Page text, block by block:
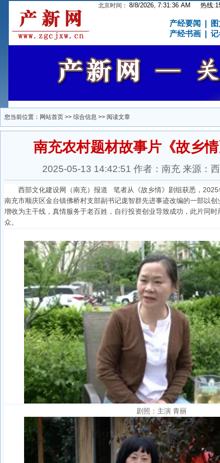
北京时间： 8/8/2026, 7:31:37 AM 热线
产经要闻
产经书画
记
您当前位置： 网站首页 >> 综合信息 >> 阅读文章
南充农村题材故事片《故乡
2025-05-13 14:42:51 作者：南充 来源：
西部文化建设网（南充）报道 笔者从《故乡情》剧组获悉，2025
南充市顺庆区金台镇佛桥村支部副书记庞智群先进事迹改编的一部以
增收为主干线，真情服务于老百姓，自行投资创业导致成功，此片同
众。
剧照：主演 青丽